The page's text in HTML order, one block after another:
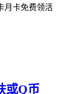
月卡免费领活
或Q币